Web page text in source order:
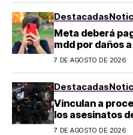
Destacadas
Meta deberá
mdd por daños
7 DE AGOSTO DE 2026
Destacadas
Vinculan a
los asesinatos
Márquez
7 DE AGOSTO DE 2026